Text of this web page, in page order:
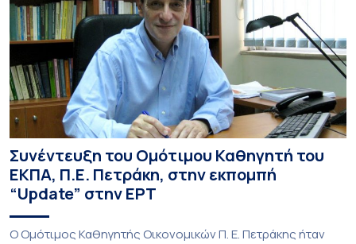
Συνέντευξη του Ομότιμου Καθηγητή του
ΕΚΠΑ, Π.Ε. Πετράκη, στην εκπομπή
“Update” στην ΕΡΤ
O Ομότιμος Καθηγητής Οικονομικών Π. Ε. Πετράκης ήταν